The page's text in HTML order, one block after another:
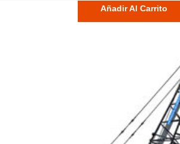
Añadir Al Carrito